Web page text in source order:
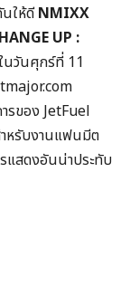
ให้ดีNMIXX
UP :
นวันศุกร์ที่ 11
รของ JetFuel
ำหรับงานแฟนมีต
แสดงอันน่าประทับ